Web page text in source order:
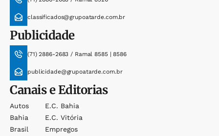
classificados@grupoatarde.com.br
Publicidade
(71) 2886-2683 / Ramal 8585 | 8586
publicidade@grupoatarde.com.br
Canais e Editorias
Autos
Bahia
Brasil
E.c. Bahia
E.c. Vitória
Empregos